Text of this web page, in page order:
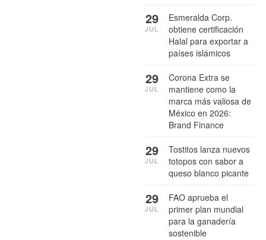
Esmeralda Corp.
obtiene certificación
Halal para exportar a
países islámicos
29
JUL
Corona Extra se
mantiene como la
marca más valiosa de
México en 2026:
Brand Finance
29
JUL
Tostitos lanza nuevos
totopos con sabor a
queso blanco picante
29
JUL
FAO aprueba el
primer plan mundial
para la ganadería
sostenible
29
JUL